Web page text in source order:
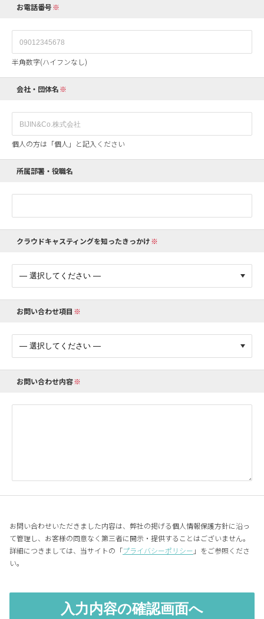
お電話番号
半角数字(ハイフンなし)
会社・団体名
個人の方は「個人」と記入ください
所属部署・役職名
クラウドキャスティングを知ったきっかけ
お問い合わせ項目
お問い合わせ内容
お問い合わせいただきました内容は、弊社の掲げる個人情報保護方針に沿っ
て管理し、お客様の同意なく第三者に開示・提供することはございません。
詳細につきましては、当サイトの「プライバシーポリシー 」をご参照くださ
い。